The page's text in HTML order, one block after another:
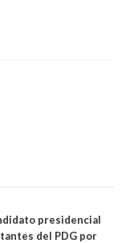
presidencial
del PDG por